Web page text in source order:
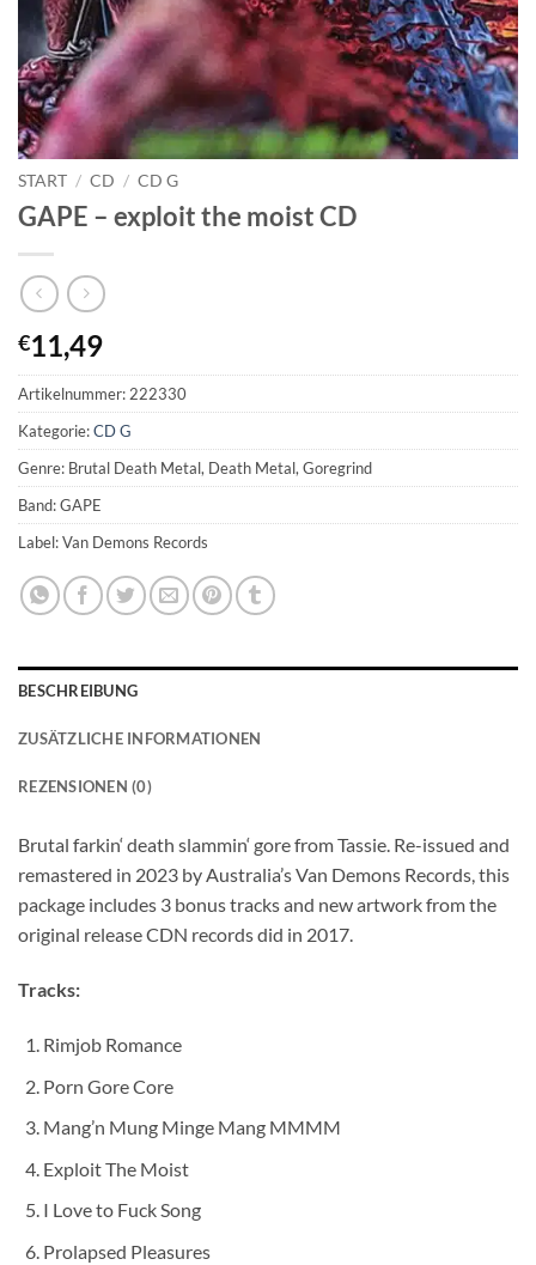
START / CD / CD G
GAPE – exploit the moist CD
€11,49
Artikelnummer:222330
Kategorie:CD G
Genre: Brutal Death Metal, Death Metal, Goregrind
Band: GAPE
Label: Van Demons Records
BESCHREIBUNG
ZUSÄTZLICHE INFORMATIONEN
REZENSIONEN (0)
Brutal farkin‘ death slammin‘ gore from Tassie. Re-issued and
remastered in 2023 by Australia’s Van Demons Records, this
package includes 3 bonus tracks and new artwork from the
original release CDN records did in 2017.
Tracks:
Rimjob Romance
Porn Gore Core
Mang’n Mung Minge Mang MMMM
Exploit The Moist
I Love to Fuck Song
Prolapsed Pleasures